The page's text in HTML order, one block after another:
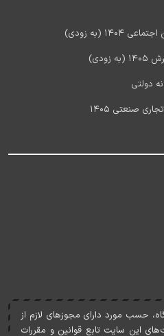
(به زودی)
دولتی
صنعتی 1405
حسب مورد دارای مجوزهای لازم از
اين سايت تابع قوانين و مقررات